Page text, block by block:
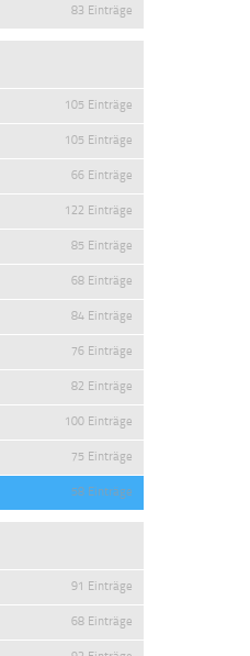
83 Einträge
105 Einträge
105 Einträge
66 Einträge
122 Einträge
85 Einträge
68 Einträge
84 Einträge
76 Einträge
82 Einträge
100 Einträge
75 Einträge
58 Einträge
91 Einträge
68 Einträge